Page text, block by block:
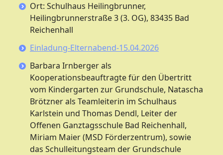
Ort: Schulhaus Heilingbrunner,
Heilingbrunnerstraße 3 (3. OG), 83435 Bad
Reichenhall
Einladung-Elternabend-15.04.2026
Barbara Irnberger als
Kooperationsbeauftragte für den Übertritt
vom Kindergarten zur Grundschule, Natascha
Brötzner als Teamleiterin im Schulhaus
Karlstein und Thomas Dendl, Leiter der
Offenen Ganztagsschule Bad Reichenhall,
Miriam Maier (MSD Förderzentrum), sowie
das Schulleitungsteam der Grundschule